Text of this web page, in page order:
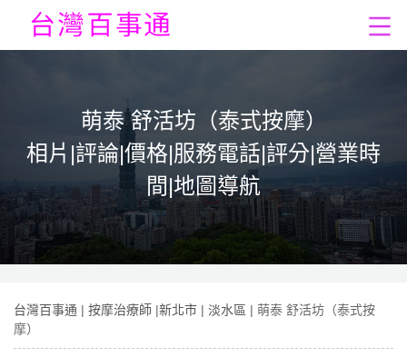
萌泰 舒活坊（泰式按摩）
相片|評論|價格|服務電話|評分|營業時
間|地圖導航
台灣百事通 | 按摩治療師 |新北市 | 淡水區 | 萌泰 舒活坊（泰式按
摩）